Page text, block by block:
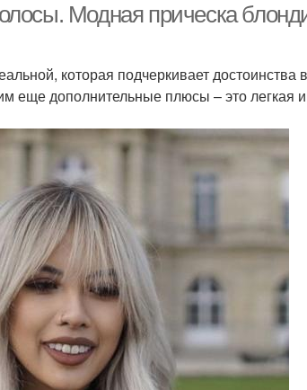
Модная прическа
которая подчеркивает достоинства
еще дополнительные плюсы – это легкая и